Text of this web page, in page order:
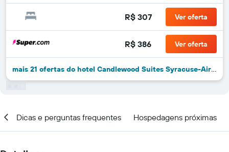
R$ 307 Ver oferta
R$ 386 Ver oferta
mais 21 ofertas do hotel Candlewood Suites Syracuse-Airport By IHG
Dicas e perguntas frequentes Hospedagens próximas